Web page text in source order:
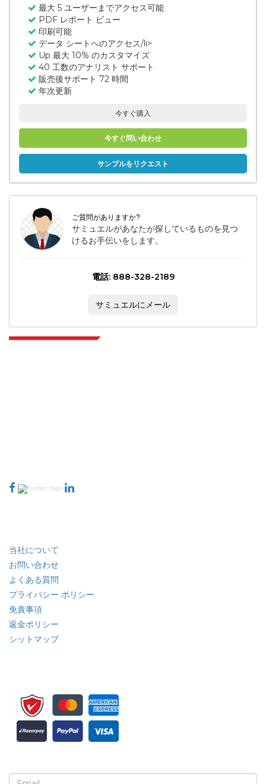
最大 5 ユーザーまでアクセス可能
PDF レポート ビュー
印刷可能
データ シートへのアクセス/li>
Up 最大 10% のカスタマイズ
40 工数のアナリスト サポート
販売後サポート 72 時間
年次更新
今すぐ購入
今すぐ問い合わせ
サンプルをリクエスト
ご質問がありますか?
サミュエルがあなたが探しているものを見つ
けるお手伝いをします。
電話: 888-328-2189
サミュエルにメール
当社について
お問い合わせ
よくある質問
プライバシー ポリシー
免責事項
返金ポリシー
シットマップ